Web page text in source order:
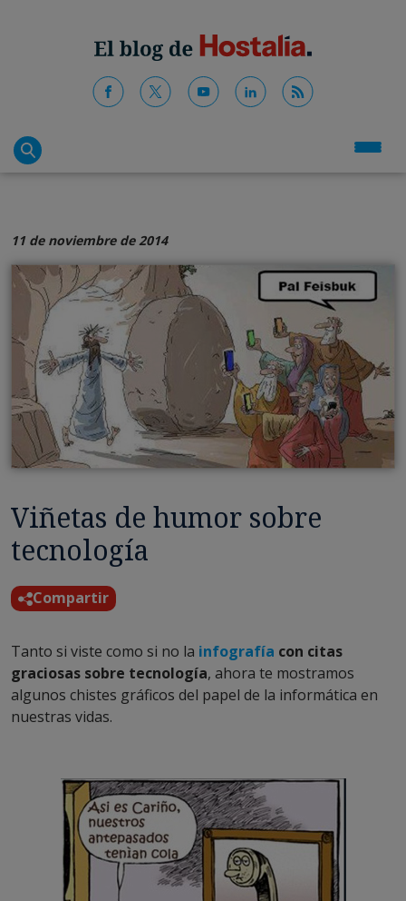
11 de noviembre de 2014
Viñetas de humor sobre
tecnología
Compartir
Tanto si viste como si no la infografía con citas
graciosas sobre tecnología, ahora te mostramos
algunos chistes gráficos del papel de la informática en
nuestras vidas.